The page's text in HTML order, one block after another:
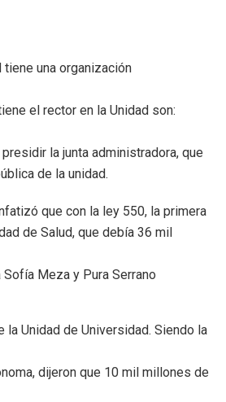
tiene una organización
el rector en la Unidad son:
la junta administradora, que
de la unidad.
que con la ley 550, la primera
de Salud, que debía 36 mil
Sofía Meza y Pura Serrano
Unidad de Universidad. Siendo la
dijeron que 10 mil millones de